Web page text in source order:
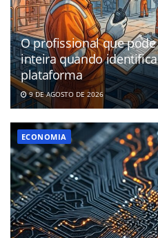
O profissional que
inteira quando
plataforma
9 DE AGOSTO DE 2026
ECONOMIA